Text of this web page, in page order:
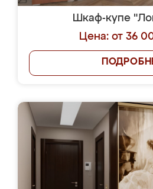
Шкаф-купе
Цена: от 36